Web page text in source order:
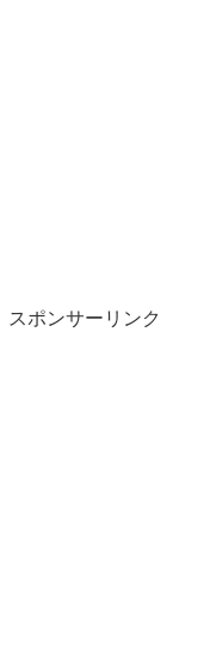
スポンサーリンク